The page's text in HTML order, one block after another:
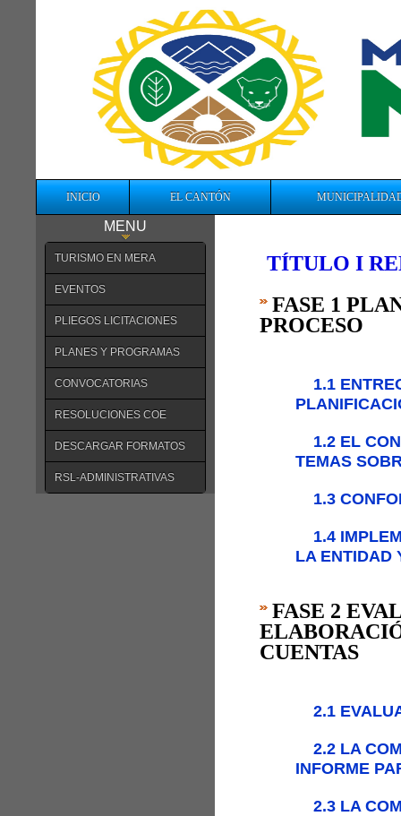
INICIO EL CANTÓN
MENU
TURISMO EN MERA
EVENTOS
PLIEGOS LICITACIONES
PLANES Y PROGRAMAS
CONVOCATORIAS
RESOLUCIONES COE
DESCARGAR FORMATOS
RSL-ADMINISTRATIVAS
TÍTULO I
FASE 1
PROCESO
1.1
1.2 EL
TEMAS
1.3
1.4
LA ENTIDAD
FASE 2
CUENTAS
2.1
2.2 LA
INFORME
2.3 LA